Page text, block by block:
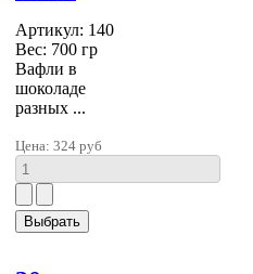
Артикул: 140
Вес: 700 гр
Вафли в
шоколаде
разных ...
Цена: 324 руб